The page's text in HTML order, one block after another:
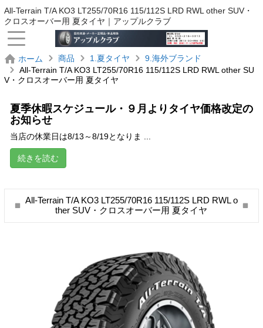
All-Terrain T/A KO3 LT255/70R16 115/112S LRD RWL other SUV・
クロスオーバー用 夏タイヤ｜アップルクラブ
ホーム 商品 1.夏タイヤ
9.海外ブランド
All-Terrain T/A KO3 LT255/70R16 115/112S LRD RWL other SU
V・クロスオーバー用 夏タイヤ
夏季休暇スケジュール・９月よりタイヤ価格改定の
お知らせ
当店の休業日は8/13～8/19となりま ...
続きを読む
All-Terrain T/A KO3 LT255/70R16 115/112S LRD RWL o
ther SUV・クロスオーバー用 夏タイヤ